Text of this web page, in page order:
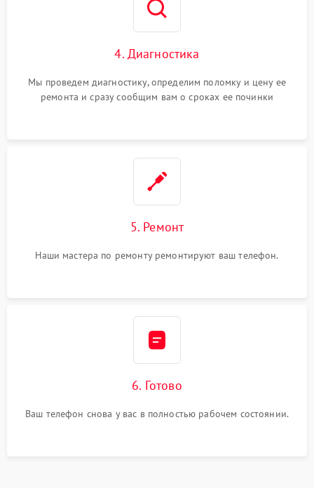
4. Диагностика
Мы проведем диагностику, определим поломку и цену ее
ремонта и сразу сообщим вам о сроках ее починки
5. Ремонт
Наши мастера по ремонту ремонтируют ваш телефон.
6. Готово
Ваш телефон снова у вас в полностью рабочем состоянии.